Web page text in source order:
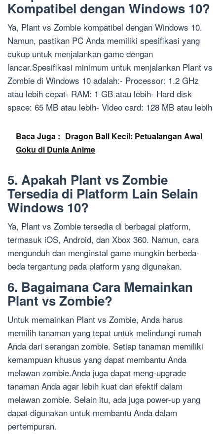
Kompatibel dengan Windows 10?
Ya, Plant vs Zombie kompatibel dengan Windows 10.
Namun, pastikan PC Anda memiliki spesifikasi yang
cukup untuk menjalankan game dengan
lancar.Spesifikasi minimum untuk menjalankan Plant vs
Zombie di Windows 10 adalah:- Processor: 1.2 GHz
atau lebih cepat- RAM: 1 GB atau lebih- Hard disk
space: 65 MB atau lebih- Video card: 128 MB atau lebih
Baca Juga : Dragon Ball Kecil: Petualangan Awal
Goku di Dunia Anime
5. Apakah Plant vs Zombie
Tersedia di Platform Lain Selain
Windows 10?
Ya, Plant vs Zombie tersedia di berbagai platform,
termasuk iOS, Android, dan Xbox 360. Namun, cara
mengunduh dan menginstal game mungkin berbeda-
beda tergantung pada platform yang digunakan.
6. Bagaimana Cara Memainkan
Plant vs Zombie?
Untuk memainkan Plant vs Zombie, Anda harus
memilih tanaman yang tepat untuk melindungi rumah
Anda dari serangan zombie. Setiap tanaman memiliki
kemampuan khusus yang dapat membantu Anda
melawan zombie.Anda juga dapat meng-upgrade
tanaman Anda agar lebih kuat dan efektif dalam
melawan zombie. Selain itu, ada juga power-up yang
dapat digunakan untuk membantu Anda dalam
pertempuran.